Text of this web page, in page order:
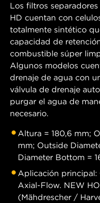
Los filtros
HD cuentan con
totalmente sintético
capacidad de
combustible súper
Algunos modelos
drenaje de agua con
válvula de drenaje
purgar el agua de
necesario.
Altura = 180,6 mm;
mm; Outside
Diameter Bottom =
Aplicación principal:
Axial-Flow. NEW
(Mähdrescher /